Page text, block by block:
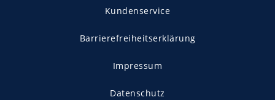
Kundenservice
Barrierefreiheitserklärung
Impressum
Datenschutz